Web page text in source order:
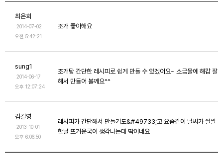
최은희
2014-07-02
오전 5:42:21
조개 좋아해요
sung1
2014-06-17
오후 12:07:24
조개탕 간단한 레시피로 쉽게 만들 수 있겠어요~ 소금물에 해캄 잘
해서 만들어 볼께요^^
김길영
2013-10-01
오후 6:06:50
레시피가 간단해서 만들기도&#49733;고 요즘같이 날씨가 쌀쌀
한날 뜨거운국이 생각나는데 딱이네요